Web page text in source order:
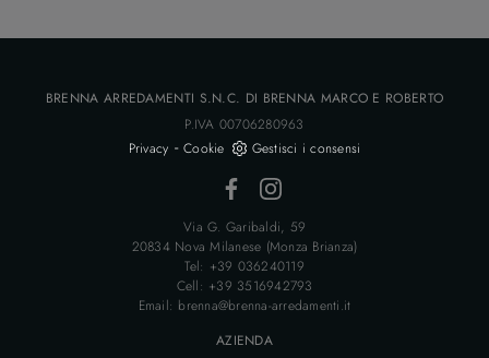
BRENNA ARREDAMENTI S.N.C. DI BRENNA MARCO E ROBERTO
P.IVA 00706280963
Privacy -Cookie Gestisci i consensi
Via G. Garibaldi, 59
20834 Nova Milanese (Monza Brianza)
Tel: +39 036240119
Cell: +39 3516942793
Email: brenna@brenna-arredamenti.it
AZIENDA